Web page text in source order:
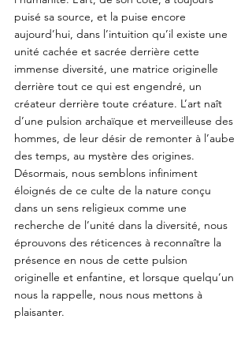
puisé sa source, et la puise encore
aujourd’hui, dans l’intuition qu’il existe une
unité cachée et sacrée derrière cette
immense diversité, une matrice originelle
derrière tout ce qui est engendré, un
créateur derrière toute créature. L’art naît
d’une pulsion archaïque et merveilleuse des
hommes, de leur désir de remonter à l’aube
des temps, au mystère des origines.
Désormais, nous semblons infiniment
éloignés de ce culte de la nature conçu
dans un sens religieux comme une
recherche de l’unité dans la diversité, nous
éprouvons des réticences à reconnaître la
présence en nous de cette pulsion
originelle et enfantine, et lorsque quelqu’un
nous la rappelle, nous nous mettons à
plaisanter.